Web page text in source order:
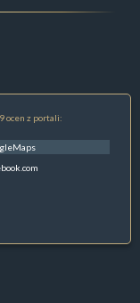
ocen z portali: